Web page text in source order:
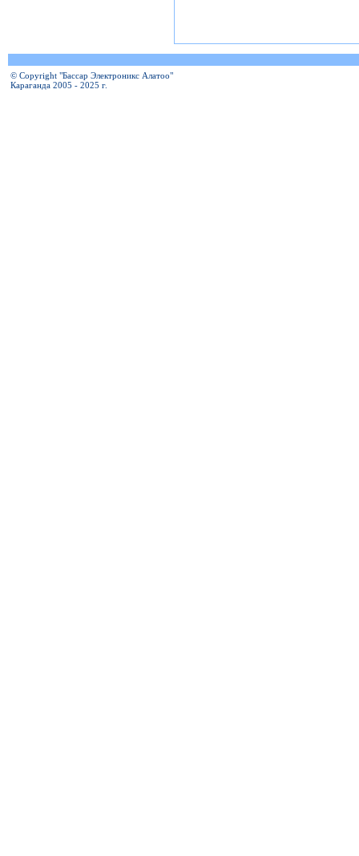
© Copyright "Бассар Электроникс Алатоо"
Караганда 2005 - 2025 г.